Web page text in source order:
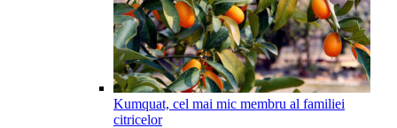
Kumquat, cel mai mic membru al familiei
citricelor